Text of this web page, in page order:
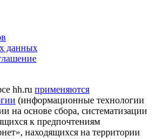
данных
hh.ru применяются
(информационные технологии
на основе сбора, систематизации
к предпочтениям
находящихся на территории